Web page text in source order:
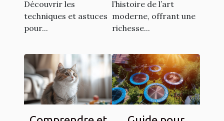
Découvrir les
techniques et astuces
pour...
l’histoire de l’art
moderne, offrant une
richesse...